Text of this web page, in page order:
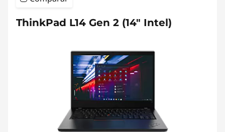
ThinkPad L14 Gen 2 (14" Intel)